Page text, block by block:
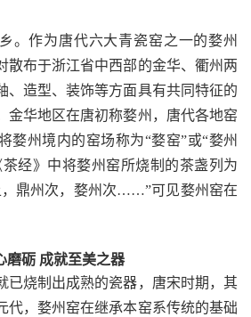
。作为唐代六大青瓷窑之一的婺州
散布于浙江省中西部的金华、衢州两
、造型、装饰等方面具有共同特征的
金华地区在唐初称婺州，唐代各地窑
婺州境内的窑场称为“婺窑”或“婺州
茶经》中将婺州窑所烧制的茶盏列为
，鼎州次，婺州次……”可见婺州窑在
磨砺 成就至美之器
烧制出成熟的瓷器，唐宋时期，其
代，婺州窑在继承本窑系传统的基础